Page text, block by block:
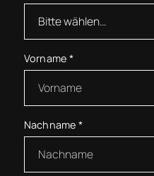
Vorname *
Nachname *